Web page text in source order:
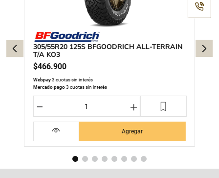
305/55R20 125S BFGOODRICH ALL-TERRAIN
T/A KO3
$466.900
Webpay3 cuotas sin interés
Mercado pago3 cuotas sin interés
＋
－
Agregar